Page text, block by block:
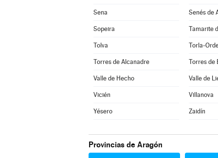
Sena Senés de
Sopeira Tamarite
Tolva Torla-
Torres de Alcanadre Torres de
Valle de Hecho Valle de
Vicién Villanova
Yésero Zaidín
Provincias de Aragón